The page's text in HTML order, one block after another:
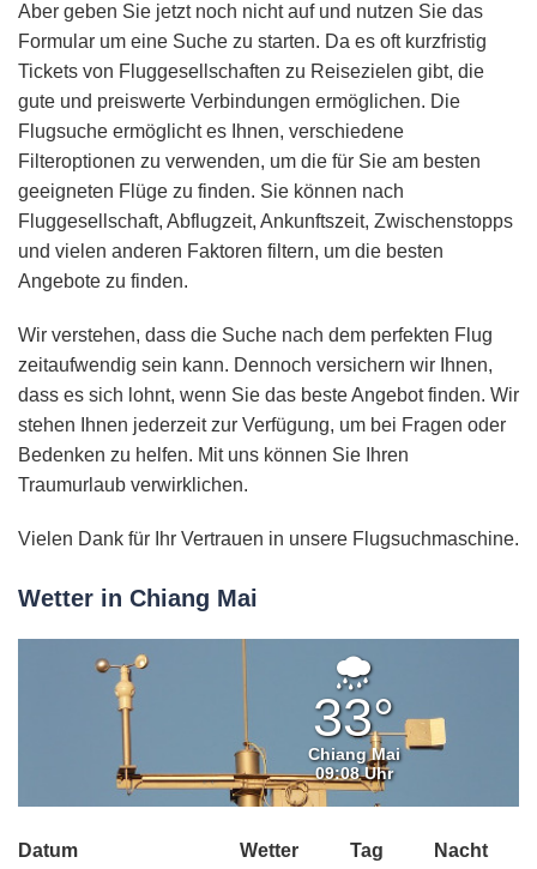
Aber geben Sie jetzt noch nicht auf und nutzen Sie das
Formular um eine Suche zu starten. Da es oft kurzfristig
Tickets von Fluggesellschaften zu Reisezielen gibt, die
gute und preiswerte Verbindungen ermöglichen. Die
Flugsuche ermöglicht es Ihnen, verschiedene
Filteroptionen zu verwenden, um die für Sie am besten
geeigneten Flüge zu finden. Sie können nach
Fluggesellschaft, Abflugzeit, Ankunftszeit, Zwischenstopps
und vielen anderen Faktoren filtern, um die besten
Angebote zu finden.
Wir verstehen, dass die Suche nach dem perfekten Flug
zeitaufwendig sein kann. Dennoch versichern wir Ihnen,
dass es sich lohnt, wenn Sie das beste Angebot finden. Wir
stehen Ihnen jederzeit zur Verfügung, um bei Fragen oder
Bedenken zu helfen. Mit uns können Sie Ihren
Traumurlaub verwirklichen.
Vielen Dank für Ihr Vertrauen in unsere Flugsuchmaschine.
Wetter in Chiang Mai
Leichter
Regen
33°
Chiang Mai
09:08 Uhr
Datum Wetter Tag Nacht